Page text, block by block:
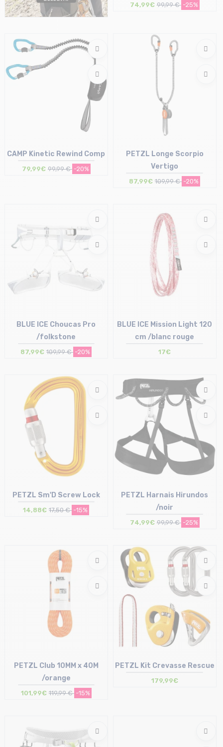
50 | 75
74,99€ 99,99 € -25%
CAMP Kinetic Rewind Comp
79,99€ 99,99 € -20%
PETZL Longe Scorpio
Vertigo
87,99€ 109,99 € -20%
XS | S | L | XL
BLUE ICE Choucas Pro
/folkstone
87,99€ 109,99 € -20%
T.U
BLUE ICE Mission Light 120
cm /blanc rouge
17€
T.U
PETZL Sm'D Screw Lock
14,88€ 17,50 € -15%
XS | S | M | L
PETZL Harnais Hirundos
/noir
74,99€ 99,99 € -25%
PETZL Club 10MM x 40M
/orange
101,99€ 119,99 € -15%
PETZL Kit Crevasse Rescue
179,99€